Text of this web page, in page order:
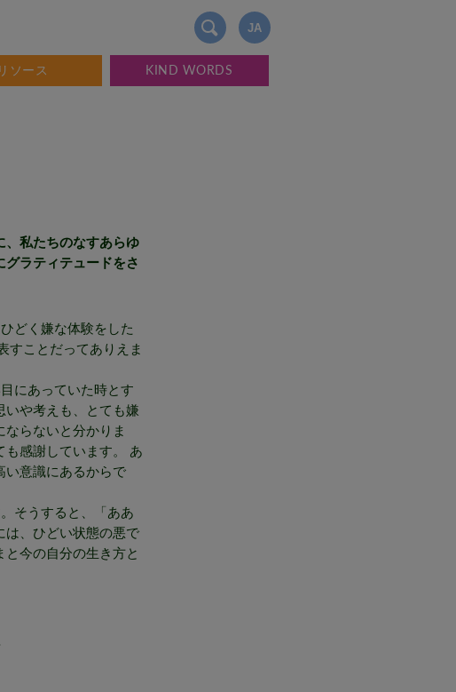
JA
リソース KIND WORDS
、私たちのなすあらゆ
ラティテュードをさ
どく嫌な体験をした
すことだってありえま
にあっていた時とす
いや考えも、とても嫌
らないと分かりま
感謝しています。 あ
い意識にあるからで
そうすると、「ああ
は、ひどい状態の悪で
今の自分の生き方と